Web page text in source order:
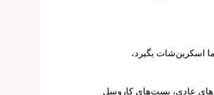
اسکرین‌شات بگیرد،
عادی، پست‌های کاروسل